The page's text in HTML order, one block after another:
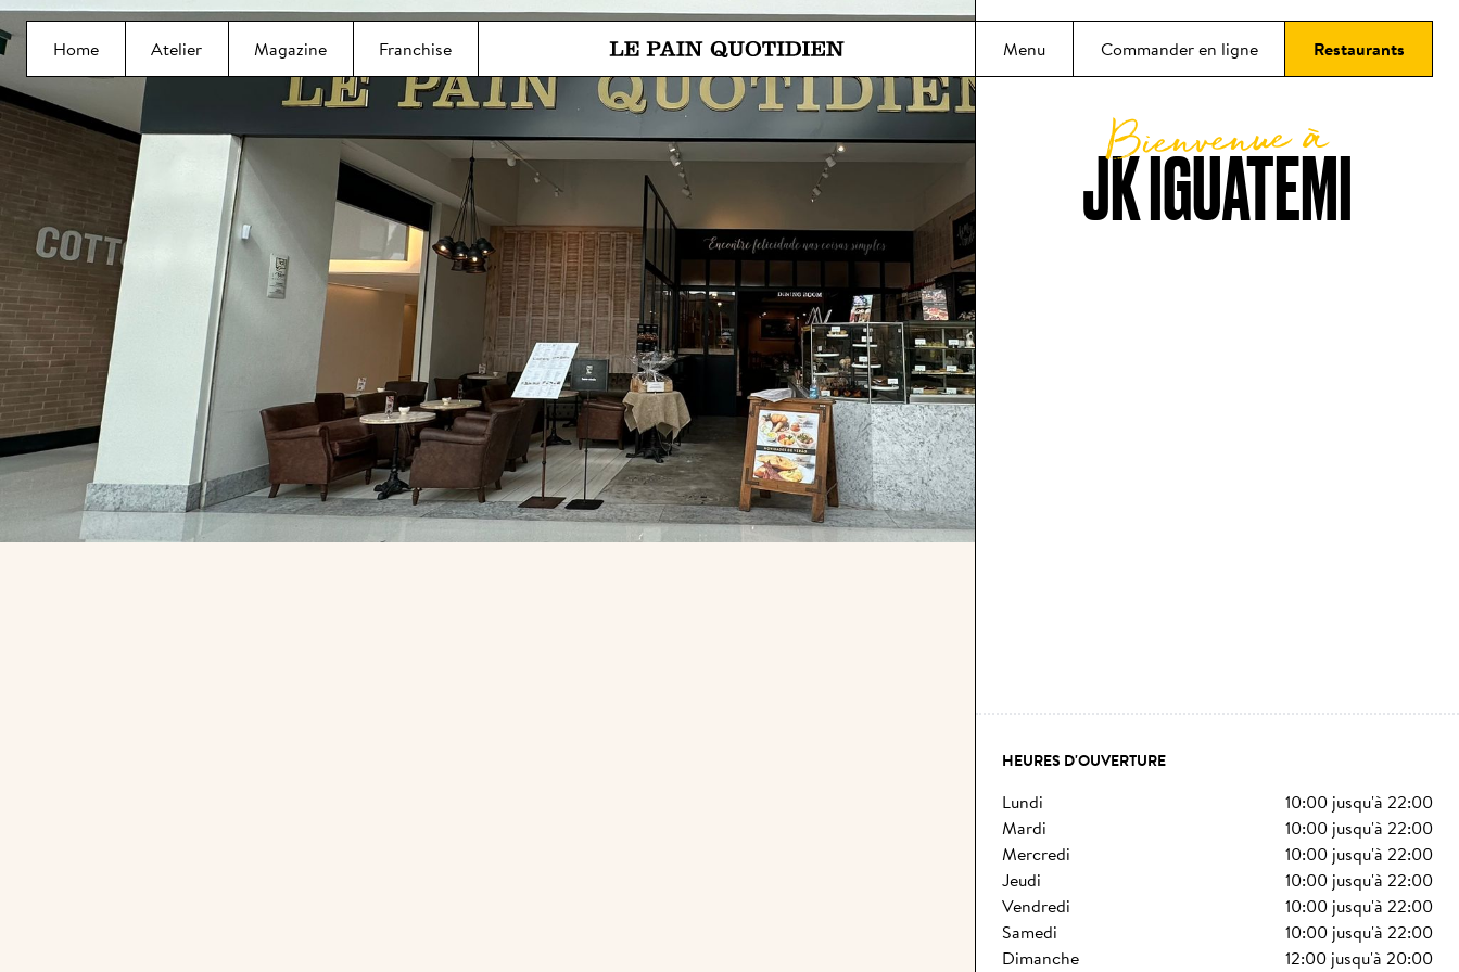
Aller directement au contenu principal
Home
Atelier Magazine Franchise
Le Pain Quotidien, une tradition qui se savoure chaque jour
Menu Commander en ligne Restaurants
JK IGUATEMI
Bienvenue à
HEURES D'OUVERTURE
lundi 10:00 jusqu'à 22:00
mardi
10:00 jusqu'à 22:00
mercredi
10:00 jusqu'à 22:00
jeudi
10:00 jusqu'à 22:00
vendredi
10:00 jusqu'à 22:00
samedi
10:00 jusqu'à 22:00
dimanche
12:00 jusqu'à 20:00